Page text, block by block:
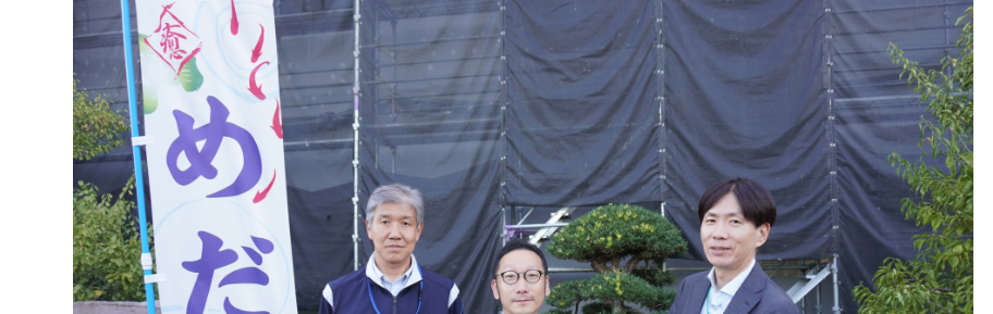
傷病者
事業者
労働者
求職者
外国人
文化・生涯学習
市民活動・地域づくり
行政経営
観光
消防
スポーツ課
小田原城総合管理事務所
福祉健康部
福祉政策課
生活援護課
高齢介護課
障がい福祉課
子ども若者部
子ども政策課
子ども若者支援課
保育課
経済部
産業政策課
観光課
農政課
水産海浜課